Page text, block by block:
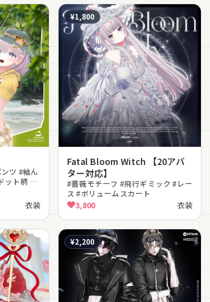
ツ #結ん
ット柄 #
衣装
¥1,800
Fatal Bloom Witch 【20アバ
ター対応】
#薔薇モチーフ #飛行ギミック #レー
ス #ボリュームスカート
3,800 衣装
¥2,200